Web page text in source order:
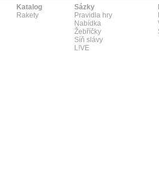
Katalog
Rakety
Sázky
Pravidla hry
Nabídka
Žebříčky
Síň slávy
L!VE